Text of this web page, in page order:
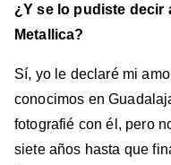
¿Y se lo pudiste decir
Metallica?
Sí, yo le declaré mi
conocimos en
fotografié con él, pero
siete años hasta que